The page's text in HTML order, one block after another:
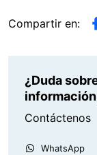
Compartir en:
¿Duda
Contáctenos
WhatsApp